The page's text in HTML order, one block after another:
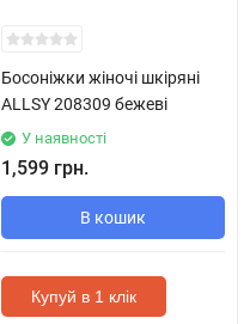
Босоніжки жіночі шкіряні
ALLSY 208309 бежеві
У наявності
1,599 грн.
В кошик
Купуй в 1 клік